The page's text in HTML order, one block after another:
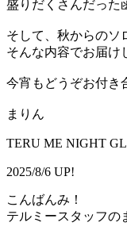
盛りだくさんだった
そして、秋からのソ
そんな内容でお届け
今宵もどうぞお付き
まりん
TERU ME NIGHT
2025/8/6 UP!
こんばんみ！
テルミースタッフの